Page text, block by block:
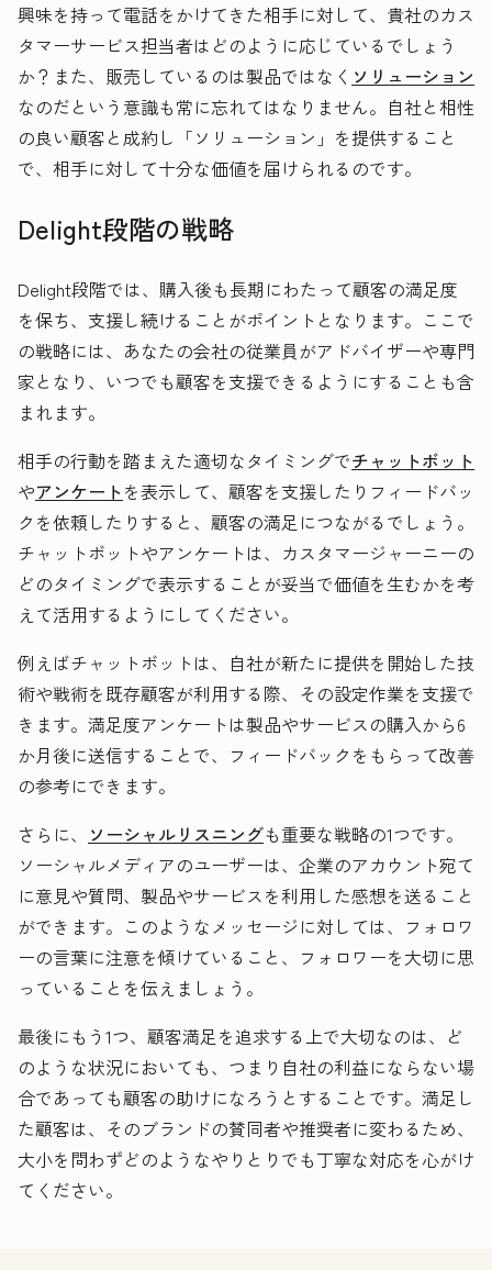
興味を持って電話をかけてきた相手に対して、貴社のカス
タマーサービス担当者はどのように応じているでしょう
か？また、販売しているのは製品ではなく ソリューション
なのだという意識も常に忘れてはなりません。自社と相性
の良い顧客と成約し「ソリューション」を提供すること
で、相手に対して十分な価値を届けられるのです。
Delight段階の戦略
Delight段階では、購入後も長期にわたって顧客の満足度
を保ち、支援し続けることがポイントとなります。ここで
の戦略には、あなたの会社の従業員がアドバイザーや専門
家となり、いつでも顧客を支援できるようにすることも含
まれます。
相手の行動を踏まえた適切なタイミングでチャットボット
やアンケートを表示して、顧客を支援したりフィードバッ
クを依頼したりすると、顧客の満足につながるでしょう。
チャットボットやアンケートは、カスタマージャーニーの
どのタイミングで表示することが妥当で価値を生むかを考
えて活用するようにしてください。
例えばチャットボットは、自社が新たに提供を開始した技
術や戦術を既存顧客が利用する際、その設定作業を支援で
きます。満足度アンケートは製品やサービスの購入から6
か月後に送信することで、フィードバックをもらって改善
の参考にできます。
さらに、 ソーシャルリスニングも重要な戦略の1つです。
ソーシャルメディアのユーザーは、企業のアカウント宛て
に意見や質問、製品やサービスを利用した感想を送ること
ができます。このようなメッセージに対しては、フォロワ
ーの言葉に注意を傾けていること、フォロワーを大切に思
っていることを伝えましょう。
最後にもう1つ、顧客満足を追求する上で大切なのは、ど
のような状況においても、つまり自社の利益にならない場
合であっても顧客の助けになろうとすることです。満足し
た顧客は、そのブランドの賛同者や推奨者に変わるため、
大小を問わずどのようなやりとりでも丁寧な対応を心がけ
てください。